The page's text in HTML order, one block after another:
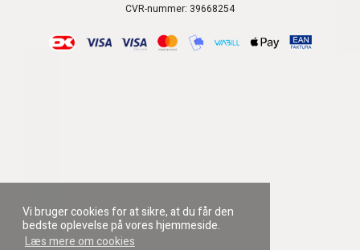
Vi bruger cookies for at sikre, at du får den
bedste oplevelse på vores hjemmeside.
Læs mere om cookies
CVR-nummer: 39668254